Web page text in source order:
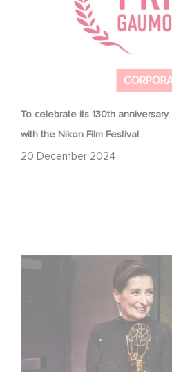
To celebrate its 130th
with the Nikon Film Festival.
20 December 2024
Sidonie Dumas receives the